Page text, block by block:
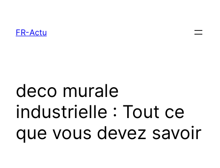
contenu
FR-Actu
deco murale
industrielle : Tout ce
que vous devez savoir